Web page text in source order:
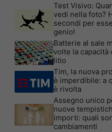
Test Visivo:
vedi nella foto?
secondi per
genio!
Batterie al sale
volte la capacità
litio
Tim, la nuova
è imperdibile: a
è rivolta
Assegno unico
nuove
importi: quali
cambiamenti